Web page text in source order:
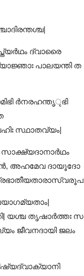
ദ്വാരൈ
പാലയന്തി ത
ർനരഹന്തൃृഭി
സ്ഥാതവ്യം|
അഹമേവ ദായൂദോ
യശ്ച തൃഷാർത്തഃ സ
ജീവനദായി ജലം